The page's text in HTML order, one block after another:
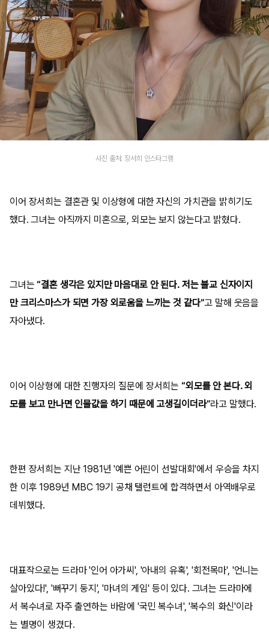
사진 출처: 장서희 인스타그램
이어 장서희는 결혼관 및 이상형에 대한 자신의 가치관을 밝히기도
했다. 그녀는 아직까지 미혼으로, 외모는 보지 않는다고 밝혔다.
그녀는“결혼 생각은 있지만 마음대로 안 된다. 저는 불교 신자이지
만 크리스마스가 되면 가장 외로움을 느끼는 것 같다”고 말해 웃음을
자아냈다.
이어 이상형에 대한 진행자의 질문에 장서희는 “외모를 안 본다. 외
모를 보고 만나면 인물값을 하기 때문에 고생길이더라”라고 말했다.
한편 장서희는 지난 1981년 '예쁜 어린이 선발대회'에서 우승을 차지
한 이후 1989년 MBC 19기 공채 탤런트에 합격하면서 아역배우로
데뷔했다.
대표작으로는 드라마 '인어 아가씨', '아내의 유혹', '회전목마', '언니는
살아있다!', '뻐꾸기 둥지', '마녀의 게임' 등이 있다. 그녀는 드라마에
서 복수녀로 자주 출연하는 바람에 '국민 복수녀', '복수의 화신'이라
는 별명이 생겼다.